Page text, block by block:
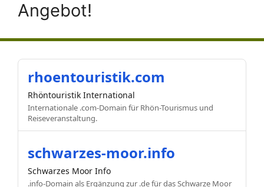
Angebot!
rhoentouristik.com
Rhöntouristik International
Internationale .com-Domain für Rhön-Tourismus und
Reiseveranstaltung.
schwarzes-moor.info
Schwarzes Moor Info
.info-Domain als Ergänzung zur .de für das Schwarze Moor